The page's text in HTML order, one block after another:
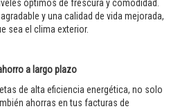
óptimos de frescura y comodidad.
y una calidad de vida mejorada,
sea el clima exterior.
a largo plazo
de alta eficiencia energética, no solo
ahorras en tus facturas de